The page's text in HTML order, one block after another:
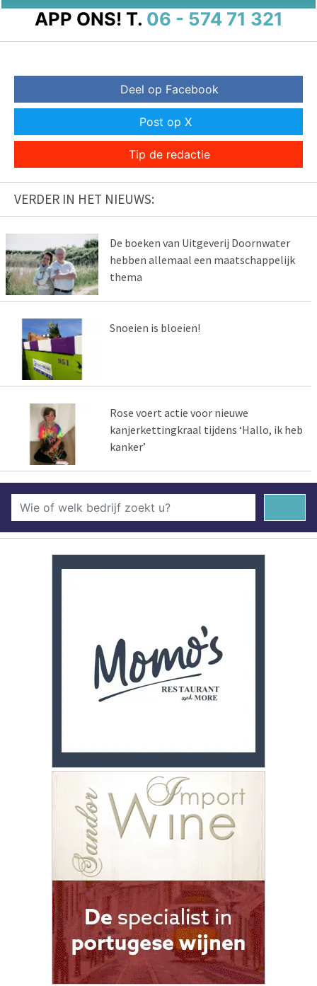
APP ONS! T. 06 - 574 71 321
Deel op Facebook
Post op X
Tip de redactie
VERDER IN HET NIEUWS:
De boeken van Uitgeverij Doornwater
hebben allemaal een maatschappelijk
thema
Snoeien is bloeien!
Rose voert actie voor nieuwe
kanjerkettingkraal tijdens ‘Hallo, ik heb
kanker’